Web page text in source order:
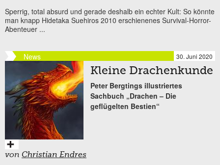
Sperrig, total absurd und gerade deshalb ein echter Kult: So könnte
man knapp Hidetaka Suehiros 2010 erschienenes Survival-Horror-
Abenteuer ...
News 30. Juni 2020
Kleine Drachenkunde
Peter Bergtings illustriertes
Sachbuch „Drachen – Die
geflügelten Bestien“
von Christian Endres